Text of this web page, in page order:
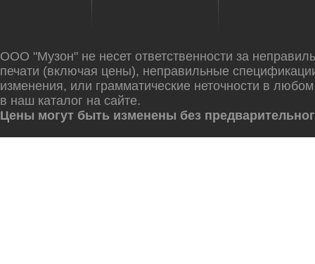
ООО "Музон" не несет ответственности за
печати (включая цены), неправильные
изменения, или грамматические неточности в
в наш каталог на сайте.
Цены могут быть изменены без